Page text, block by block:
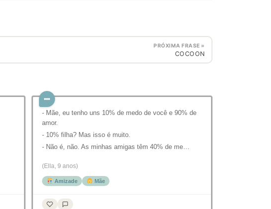
PRÓXIMA FRASE »
COCOON
- Mãe, eu tenho uns 10% de medo de você e 90% de
amor.
- 10% filha? Mas isso é muito.
- Não é, não. As minhas amigas têm 40% de me…
(Ella, 9 anos)
Amizade Mãe